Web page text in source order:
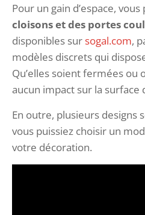
Pour un gain d’espace,
cloisons et des portes
disponibles sursogal.com,
modèles discrets qui
Qu’elles soient fermées ou
aucun impact sur la surface
En outre, plusieurs designs
vous puissiez choisir un
votre décoration.